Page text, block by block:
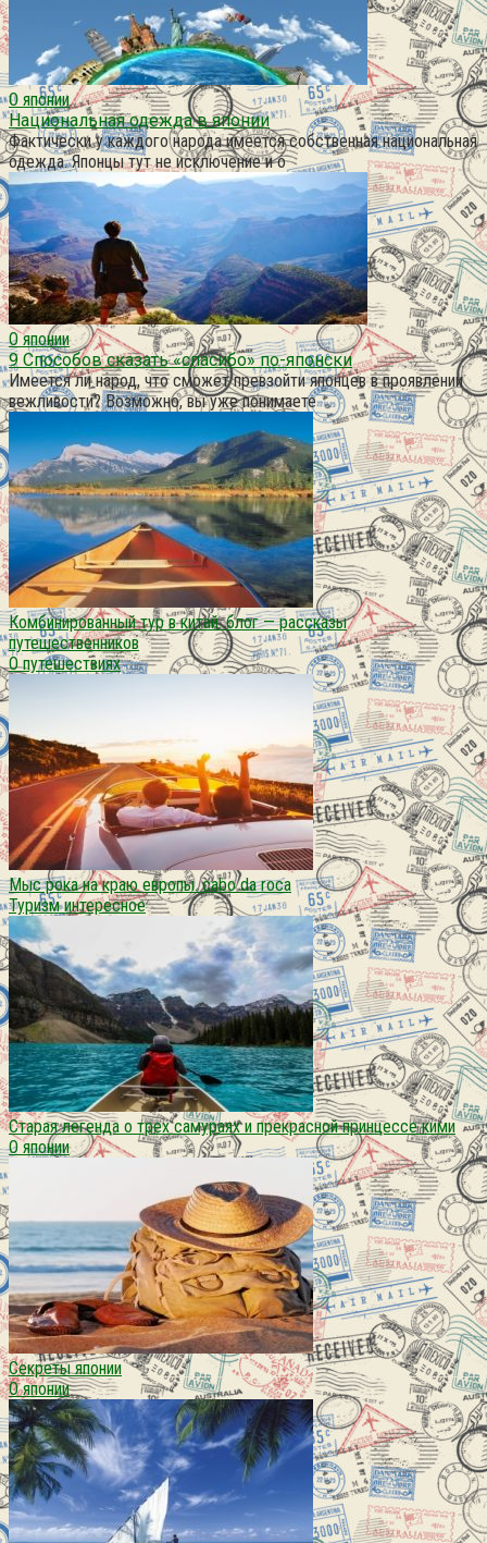
О японии
Национальная одежда в японии
Фактически у каждого народа имеется собственная национальная
одежда. Японцы тут не исключение и о
О японии
9 Способов сказать «спасибо» по-японски
Имеется ли народ, что сможет превзойти японцев в проявлении
вежливости? Возможно, вы уже понимаете
Комбинированный тур в китай. блог — рассказы
путешественников
О путешествиях
Мыс рока на краю европы. cabo da roca
Туризм интересное
Старая легенда о трех самураях и прекрасной принцессе кими
О японии
Секреты японии
О японии